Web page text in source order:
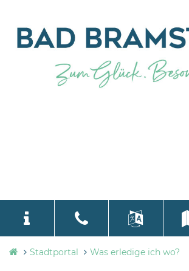
Stadtverwaltung
language
Select Language
Stadtportal Was erledige ich wo?